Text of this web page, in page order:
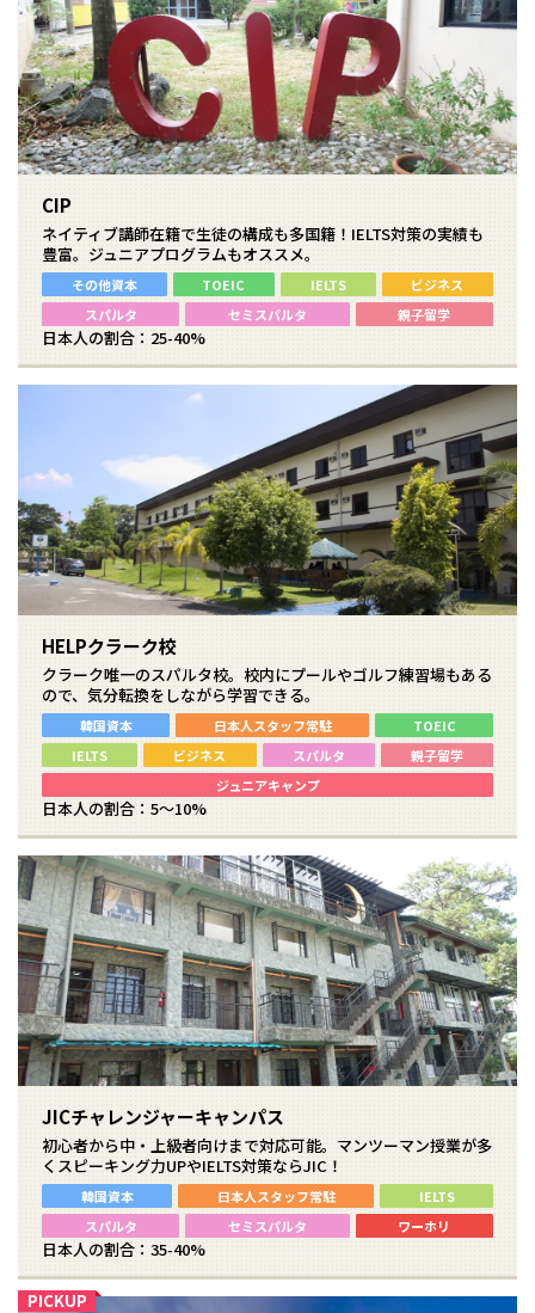
CIP
ネイティブ講師在籍で生徒の構成も多国籍！IELTS対策の実績も
豊富。ジュニアプログラムもオススメ。
その他資本 TOEIC IELTS
ビジネス
スパルタ
セミスパルタ 親子留学
日本人の割合：25-40%
HELPクラーク校
クラーク唯一のスパルタ校。校内にプールやゴルフ練習場もある
ので、気分転換をしながら学習できる。
韓国資本 日本人スタッフ常駐
TOEIC
IELTS
ビジネス スパルタ
親子留学
ジュニアキャンプ
日本人の割合：5～10%
JICチャレンジャーキャンパス
初心者から中・上級者向けまで対応可能。マンツーマン授業が多
くスピーキング力UPやIELTS対策ならJIC！
韓国資本 日本人スタッフ常駐
IELTS
スパルタ
セミスパルタ ワーホリ
日本人の割合：35-40%